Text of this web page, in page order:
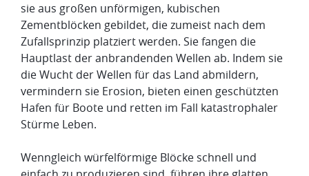
sie aus großen unförmigen, kubischen
Zementblöcken gebildet, die zumeist nach dem
Zufallsprinzip platziert werden. Sie fangen die
Hauptlast der anbrandenden Wellen ab. Indem sie
die Wucht der Wellen für das Land abmildern,
vermindern sie Erosion, bieten einen geschützten
Hafen für Boote und retten im Fall katastrophaler
Stürme Leben.
Wenngleich würfelförmige Blöcke schnell und